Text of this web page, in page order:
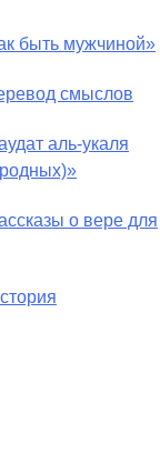
быть мужчиной»
смыслов
аль-укаля
о вере для